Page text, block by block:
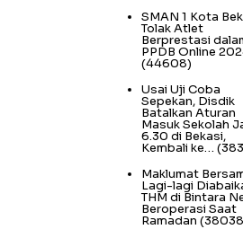
SMAN 1 Kota
Tolak Atlet
Berprestasi
PPDB Online
(44608)
Usai Uji Coba
Sepekan, Disdik
Batalkan Aturan
Masuk Sekolah
6.30 di Bekasi,
Kembali ke…
Maklumat
Lagi-lagi
THM di Bintara
Beroperasi Saat
Ramadan